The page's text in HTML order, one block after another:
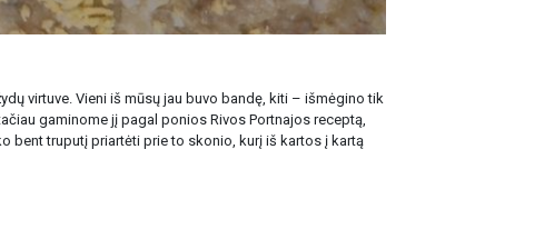
virtuve. Vieni iš mūsų jau buvo bandę, kiti – išmėgino tik
gaminome jį pagal ponios Rivos Portnajos receptą,
bent truputį priartėti prie to skonio, kurį iš kartos į kartą